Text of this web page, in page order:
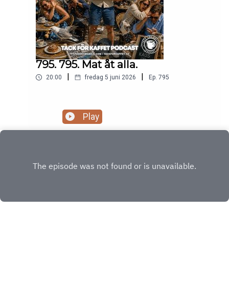
795. 795. Mat åt alla.
20:00 fredag 5 juni 2026 Ep. 795
Play